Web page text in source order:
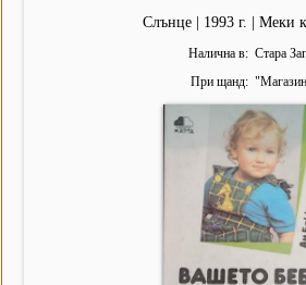
Слънце | 1993 г. | Меки
Налична в
Стара
При щанд
"